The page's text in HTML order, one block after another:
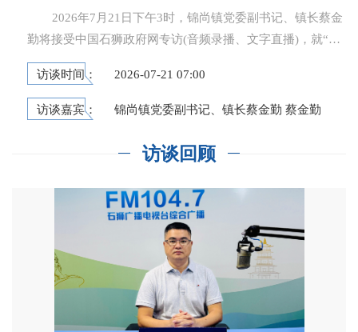
2026年7月21日下午3时，锦尚镇党委副书记、镇长蔡金
勤将接受中国石狮政府网专访(音频录播、文字直播)，就“强
产兴城绘新卷 善治惠民启新程”主题,与网民进行在线交流。
欢迎网民踊跃提问，积极参与!
访谈时间： 2026-07-21 07:00
访谈嘉宾： 锦尚镇党委副书记、镇长蔡金勤 蔡金勤
访谈回顾